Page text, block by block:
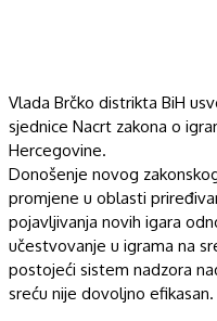
Vlada Brčko distrikta BiH
sjednice Nacrt zakona o
Hercegovine.
Donošenje novog
promjene u oblasti
pojavljivanja novih igara
učestvovanje u igrama na
postojeći sistem nadzora
sreću nije dovoljno efikasan.